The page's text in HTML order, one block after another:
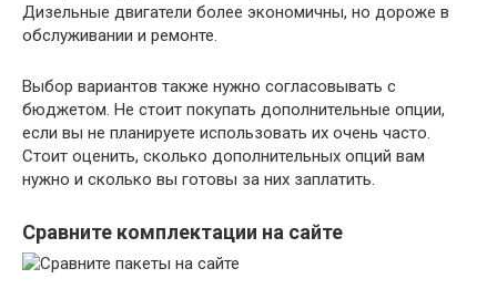
Дизельные двигатели более экономичны, но дороже в
обслуживании и ремонте.
Выбор вариантов также нужно согласовывать с
бюджетом. Не стоит покупать дополнительные опции,
если вы не планируете использовать их очень часто.
Стоит оценить, сколько дополнительных опций вам
нужно и сколько вы готовы за них заплатить.
Сравните комплектации на сайте